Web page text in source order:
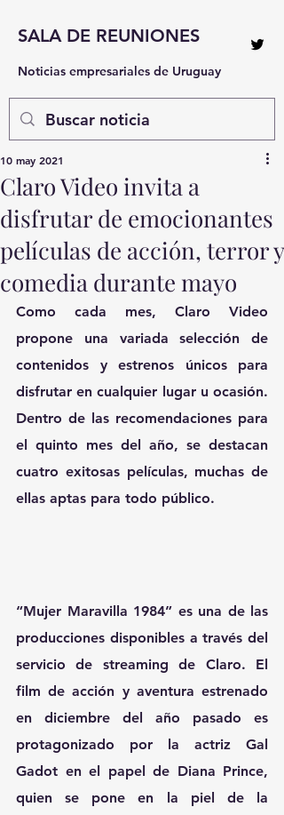
SALA DE REUNIONES
Noticias empresariales de Uruguay
Claro Video invita a
disfrutar de emocionantes
películas de acción, terror y
comedia durante mayo
10 may 2021
Como cada mes, Claro Video
propone una variada selección de
contenidos y estrenos únicos para
disfrutar en cualquier lugar u ocasión.
Dentro de las recomendaciones para
el quinto mes del año, se destacan
cuatro exitosas películas, muchas de
ellas aptas para todo público.
“Mujer Maravilla 1984” es una de las
producciones disponibles a través del
servicio de streaming de Claro. El
film de acción y aventura estrenado
en diciembre del año pasado es
protagonizado por la actriz Gal
Gadot en el papel de Diana Prince,
quien se pone en la piel de la